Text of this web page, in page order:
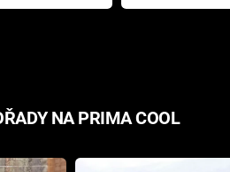
přichází s
NA PRIMA COOL